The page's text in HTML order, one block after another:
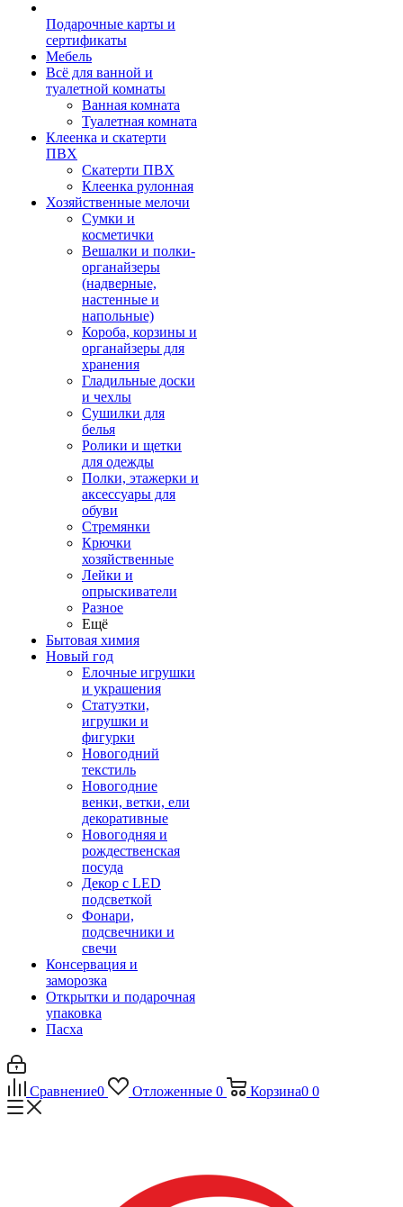
Подарочные карты и
сертификаты
Мебель
Всё для ванной и
туалетной комнаты
Ванная комната
Туалетная комната
Клеенка и скатерти
ПВХ
Скатерти ПВХ
Клеенка рулонная
Хозяйственные мелочи
Сумки и
косметички
Вешалки и полки-
органайзеры
(надверные,
настенные и
напольные)
Короба, корзины и
органайзеры для
хранения
Гладильные доски
и чехлы
Сушилки для
белья
Ролики и щетки
для одежды
Полки, этажерки и
аксессуары для
обуви
Стремянки
Крючки
хозяйственные
Лейки и
опрыскиватели
Разное
Ещё
Бытовая химия
Новый год
Елочные игрушки
и украшения
Статуэтки,
игрушки и
фигурки
Новогодний
текстиль
Новогодние
венки, ветки, ели
декоративные
Новогодняя и
рождественская
посуда
Декор с LED
подсветкой
Фонари,
подсвечники и
свечи
Консервация и
заморозка
Открытки и подарочная
упаковка
Пасха
Сравнение0 Отложенные 0 Корзина0 0